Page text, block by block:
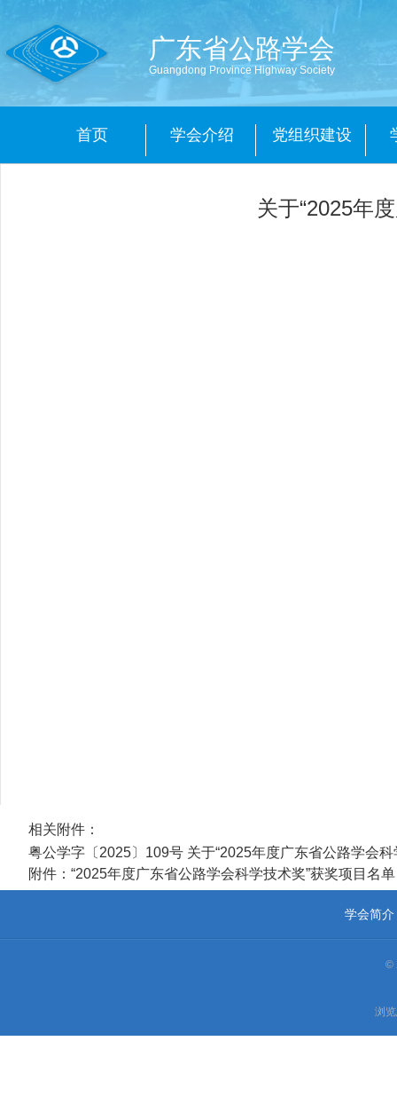
广东省公路学会
Guangdong Province Highway Society
首页 学会介绍 党组织建设
关于“2025年
相关附件：
粤公学字〔2025〕109号 关于“2025年度广东省公路学会
附件：“2025年度广东省公路学会科学技术奖”获奖项目名
学会简介
©
浏